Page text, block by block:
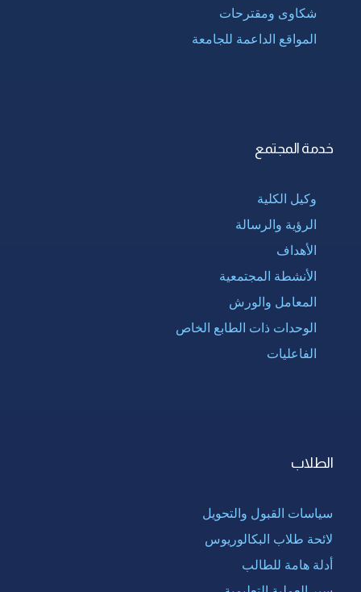
شكاوى ومقترحات
المواقع الداعمة للجامعة
خدمة المجتمع
وكيل الكلية
الرؤية والرسالة
الأهداف
الأنشطة المجتمعية
المعامل والورش
الوحدات ذات الطابع الخاص
الفاعليات
الطلاب
سياسات القبول والتحويل
لائحة طلاب البكالوريوس
أدلة هامة للطالب